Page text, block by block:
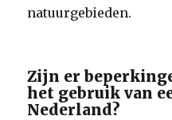
natuurgebieden.
Zijn er
het gebruik van
Nederland?